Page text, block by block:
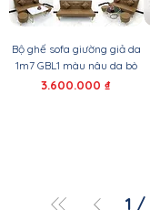
Bộ ghế sofa giường giả da
1m7 GBL1 màu nâu da bò
Giá
3.600.000 ₫
1 /